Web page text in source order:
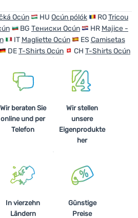
Ocún HU Ocún pólók ROTricou
BG Тениски Ocún HR Majice -
IT Magliette Ocún ES Camisetas
DET-Shirts Ocún CH T-Shirts Ocún
Wir beraten Sie
online und per
Telefon
Wir stellen
unsere
Eigenprodukte
her
In vierzehn
Ländern
Günstige
Preise